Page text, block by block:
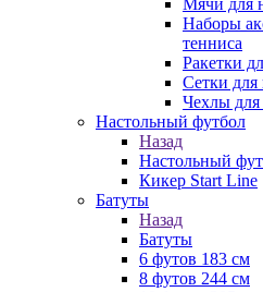
Мячи для
Наборы
тенниса
Ракетки
Сетки для
Чехлы для
Настольный футбол
Назад
Настольный
Кикер Start Line
Батуты
Назад
Батуты
6 футов 183 см
8 футов 244 см